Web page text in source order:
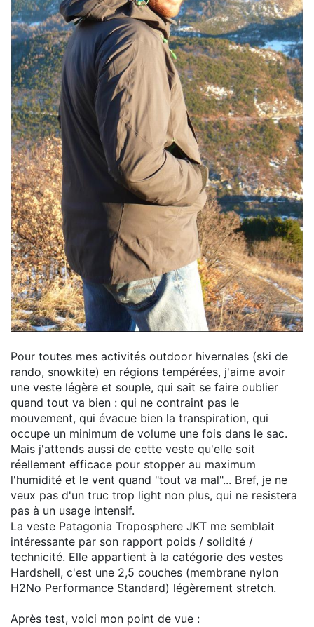
Pour toutes mes activités outdoor hivernales (ski de
rando, snowkite) en régions tempérées, j'aime avoir
une veste légère et souple, qui sait se faire oublier
quand tout va bien : qui ne contraint pas le
mouvement, qui évacue bien la transpiration, qui
occupe un minimum de volume une fois dans le sac.
Mais j'attends aussi de cette veste qu'elle soit
réellement efficace pour stopper au maximum
l'humidité et le vent quand "tout va mal"... Bref, je ne
veux pas d'un truc trop light non plus, qui ne resistera
pas à un usage intensif.
La veste Patagonia Troposphere JKT me semblait
intéressante par son rapport poids / solidité /
technicité. Elle appartient à la catégorie des vestes
Hardshell, c'est une 2,5 couches (membrane nylon
H2No Performance Standard) légèrement stretch.
Après test, voici mon point de vue :